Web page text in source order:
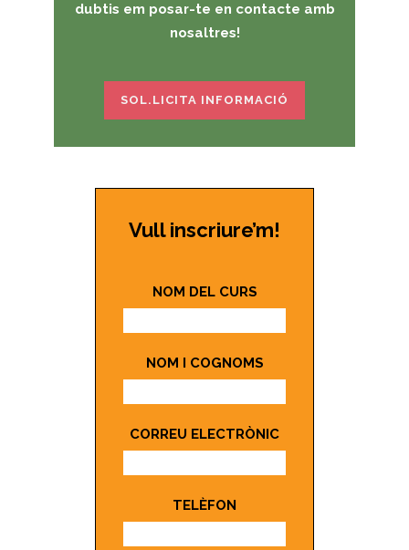
dubtis em posar-te en contacte amb
nosaltres!
SOL.LICITA INFORMACIÓ
Vull inscriure’m!
NOM DEL CURS
NOM I COGNOMS
CORREU ELECTRÒNIC
TELÈFON